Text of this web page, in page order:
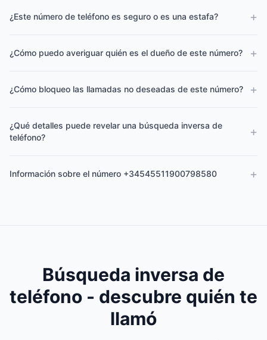
¿Este número de teléfono es seguro o es una estafa? +
¿Cómo puedo averiguar quién es el dueño de este número? +
¿Cómo bloqueo las llamadas no deseadas de este número? +
¿Qué detalles puede revelar una búsqueda inversa de
teléfono?
+
Información sobre el número +34545511900798580 +
Búsqueda inversa de
teléfono - descubre quién te
llamó